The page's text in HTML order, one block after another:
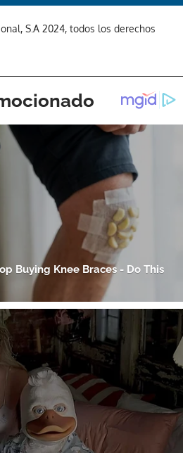
S.A 2024, todos los derechos